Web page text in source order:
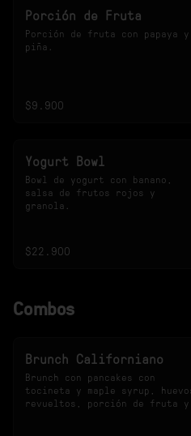
Porción de Fruta
Porción de fruta con papaya y
piña.
$9.900
Yogurt Bowl
Bowl de yogurt con banano,
salsa de frutos rojos y
granola.
$22.900
Combos
Brunch Californiano
Brunch con pancakes con
tocineta y maple syrup,
revueltos, porción de fruta y